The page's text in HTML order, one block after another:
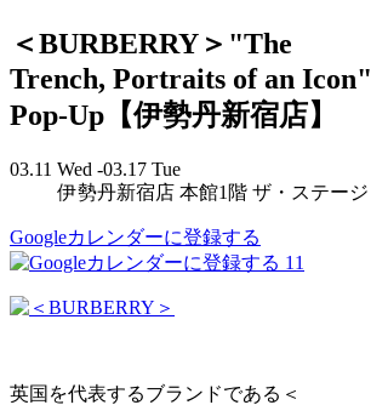
＜BURBERRY＞"The
Trench, Portraits of an Icon"
Pop-Up【伊勢丹新宿店】
03.11 Wed -03.17 Tue
伊勢丹新宿店 本館1階 ザ・ステージ
Googleカレンダーに登録する
11
英国を代表するブランドである＜